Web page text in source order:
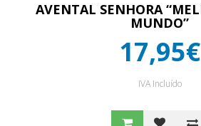
AVENTAL SENHORA
MUNDO”
17,95€
IVA Incluído